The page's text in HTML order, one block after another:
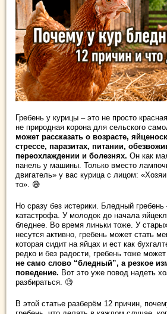
Гребень у курицы – это не просто
не природная корона для сельского
может рассказать о возрасте,
стрессе, паразитах, питании,
переохлаждении и болезнях. Он как
панель у машины. Только вместо
двигатель» у вас курица с лицом:
то». 😅
Но сразу без истерики. Бледный гребень
катастрофа. У молодок до начала
бледнее. Во время линьки тоже. У
несутся активно, гребень может стать
которая сидит на яйцах и ест как
редко и без радости, гребень тоже
не само слово “бледный”, а резкое
поведение. Вот это уже повод надеть
разбираться. 🧐
В этой статье разберём 12 причин,